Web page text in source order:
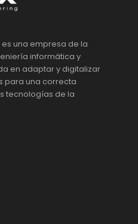
es una empresa de la
informática y
en adaptar y digitalizar
para una correcta
tecnologías de la